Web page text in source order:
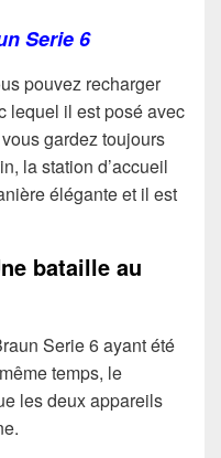
Serie 6
pouvez recharger
lequel il est posé avec
gardez toujours
la station d’accueil
élégante et il est
bataille au
Serie 6 ayant été
temps, le
les deux appareils